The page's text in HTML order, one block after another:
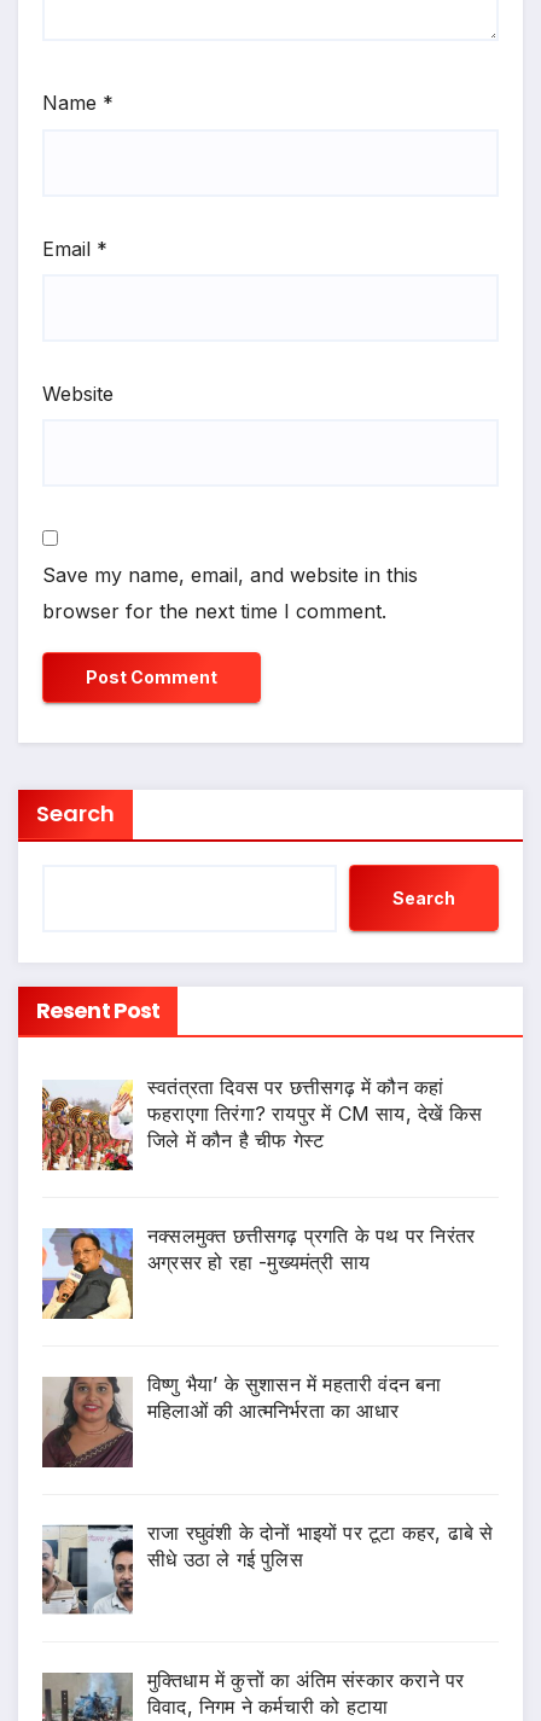
Name *
Email *
Website
Save my name, email, and website in this
browser for the next time I comment.
Search
Search
Resent Post
स्वतंत्रता दिवस पर छत्तीसगढ़ में कौन कहां
फहराएगा तिरंगा? रायपुर में CM साय, देखें किस
जिले में कौन है चीफ गेस्ट
नक्सलमुक्त छत्तीसगढ़ प्रगति के पथ पर निरंतर
अग्रसर हो रहा -मुख्यमंत्री साय
विष्णु भैया’ के सुशासन में महतारी वंदन बना
महिलाओं की आत्मनिर्भरता का आधार
राजा रघुवंशी के दोनों भाइयों पर टूटा कहर, ढाबे से
सीधे उठा ले गई पुलिस
मुक्तिधाम में कुत्तों का अंतिम संस्कार कराने पर
विवाद, निगम ने कर्मचारी को हटाया